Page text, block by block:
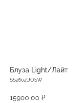
Блуза Light/Лайт
SS2602UOSW
15900,00 ₽